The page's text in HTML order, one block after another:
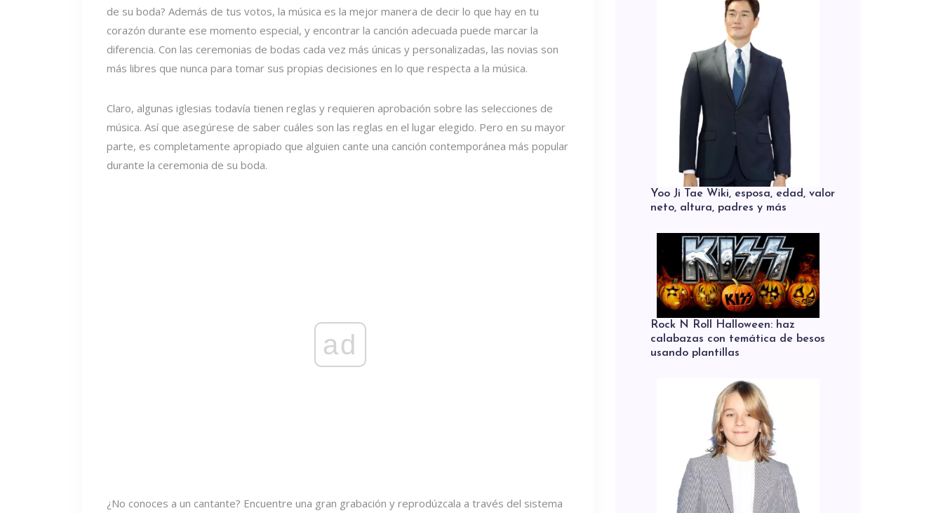
de su boda? Además de tus votos, la música es la mejor manera de decir lo que hay en tu
corazón durante ese momento especial, y encontrar la canción adecuada puede marcar la
diferencia. Con las ceremonias de bodas cada vez más únicas y personalizadas, las novias son
más libres que nunca para tomar sus propias decisiones en lo que respecta a la música.
Claro, algunas iglesias todavía tienen reglas y requieren aprobación sobre las selecciones de
música. Así que asegúrese de saber cuáles son las reglas en el lugar elegido. Pero en su mayor
parte, es completamente apropiado que alguien cante una canción contemporánea más popular
durante la ceremonia de su boda.
ad
¿No conoces a un cantante? Encuentre una gran grabación y reprodúzcala a través del sistema
Yoo Ji Tae Wiki, esposa, edad, valor
neto, altura, padres y más
Rock N Roll Halloween: haz
calabazas con temática de besos
usando plantillas